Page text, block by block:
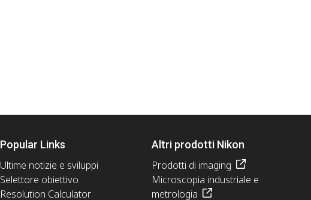
Popular Links
Ultime notizie e sviluppi
Selettore obiettivo
Resolution Calculator
Altri prodotti Nikon
Prodotti di imaging
Microscopia industriale e
metrologia